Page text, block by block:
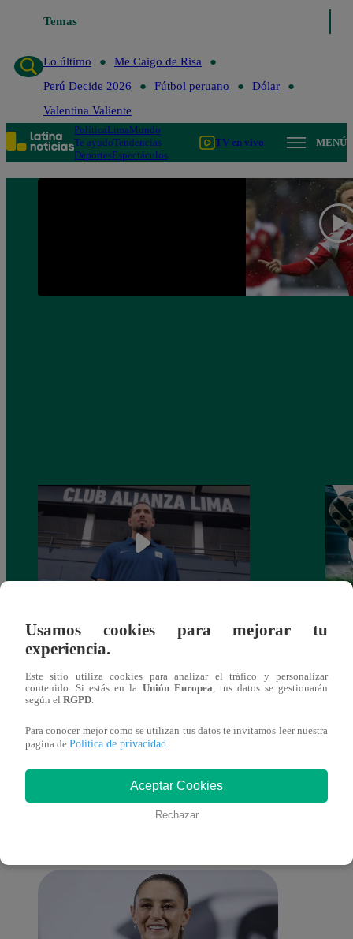
Temas
Lo último
Lo último
Me Caigo de Risa
Perú Decide 2026
Fútbol peruano
Dólar
Valentina Valiente
PolíticaLimaMundo
Te ayudoTendencias
DeportesEspectáculos
TV en vivo MENÚ
Alianza Lima: así anunció a Sergio Peña
como nuevo fichaje para el Torneo
Clausura 2025
También te puede
interesar
Usamos cookies para mejorar tu
experiencia.
Este sitio utiliza cookies para analizar el tráfico y personalizar
contenido. Si estás en la Unión Europea , tus datos se gestionarán
según el RGPD
Para conocer mejor como se utilizan tus datos te invitamos leer nuestra
pagina de Política de privacidad
Aceptar Cookies
Rechazar